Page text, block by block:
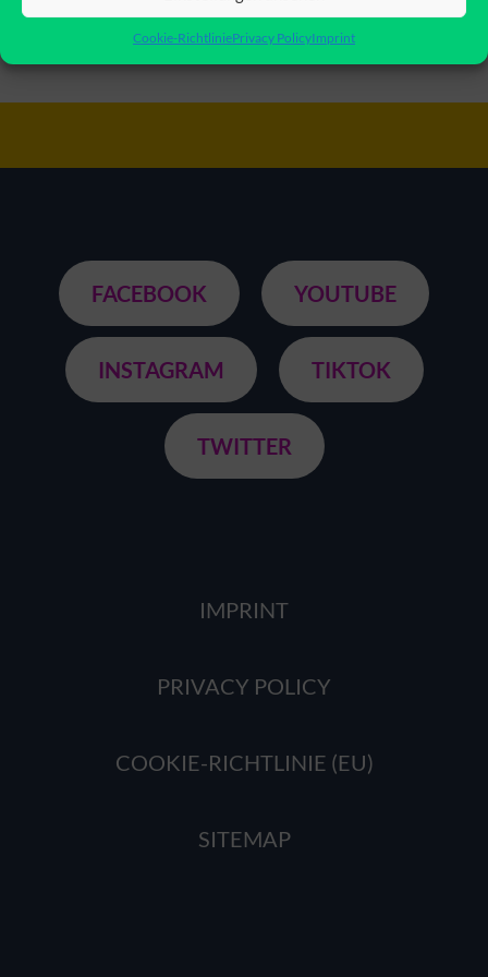
Cookie-RichtliniePrivacy PolicyImprint
FACEBOOK YOUTUBE
INSTAGRAM TIKTOK
TWITTER
IMPRINT
PRIVACY POLICY
COOKIE-RICHTLINIE (EU)
SITEMAP